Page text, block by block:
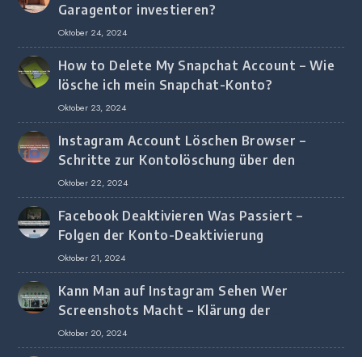
Garagentor investieren?
Oktober 24, 2024
How to Delete My Snapchat Account – Wie
lösche ich mein Snapchat-Konto?
Oktober 23, 2024
Instagram Account Löschen Browser –
Schritte zur Kontolöschung über den
Browser
Oktober 22, 2024
Facebook Deaktivieren Was Passiert –
Folgen der Konto-Deaktivierung
Oktober 21, 2024
Kann Man auf Instagram Sehen Wer
Screenshots Macht – Klärung der
Screenshot-Erkennung
Oktober 20, 2024